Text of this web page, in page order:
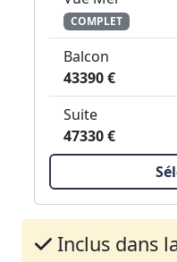
COMPLET
Balcon
43390 €
Suite
47330 €
Inclus dans